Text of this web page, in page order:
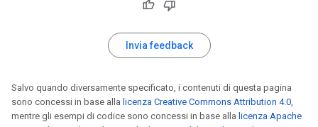
Invia feedback
Salvo quando diversamente specificato, i contenuti di questa pagina
sono concessi in base alla licenza Creative Commons Attribution 4.0,
mentre gli esempi di codice sono concessi in base alla licenza Apache